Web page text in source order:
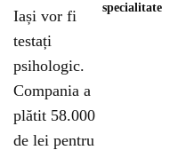
specialitate